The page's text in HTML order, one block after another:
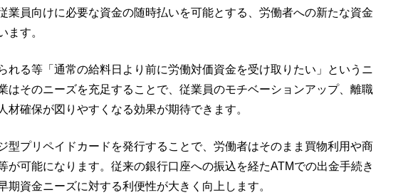
業員向けに必要な資金の随時払いを可能とする、労働者への新たな資金
ます。
れる等「通常の給料日より前に労働対価資金を受け取りたい」というニ
はそのニーズを充足することで、従業員のモチベーションアップ、離職
材確保が図りやすくなる効果が期待できます。
型プリペイドカードを発行することで、労働者はそのまま買物利用や商
が可能になります。従来の銀行口座への振込を経たATMでの出金手続き
期資金ニーズに対する利便性が大きく向上します。